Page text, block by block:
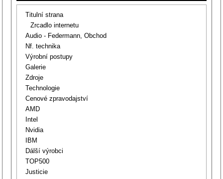
Titulní strana
Zrcadlo internetu
Audio - Federmann, Obchod
Nf. technika
Výrobní postupy
Galerie
Zdroje
Technologie
Cenové zpravodajství
AMD
Intel
Nvidia
IBM
Dálší výrobci
TOP500
Justicie